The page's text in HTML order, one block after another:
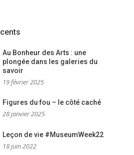
Au Bonheur des Arts : une
plongée dans les galeries du
savoir
19 février 2025
Figures du fou – le côté caché
28 janvier 2025
Leçon de vie #MuseumWeek22
18 juin 2022